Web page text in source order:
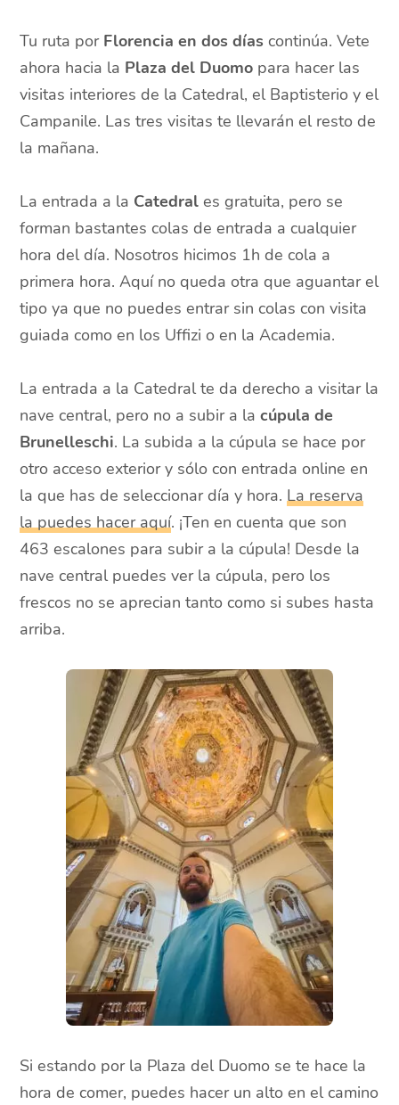
Tu ruta porFlorencia en dos días continúa. Vete
ahora hacia la Plaza del Duomo para hacer las
visitas interiores de la Catedral, el Baptisterio y el
Campanile. Las tres visitas te llevarán el resto de
la mañana.
La entrada a la Catedral es gratuita, pero se
forman bastantes colas de entrada a cualquier
hora del día. Nosotros hicimos 1h de cola a
primera hora. Aquí no queda otra que aguantar el
tipo ya que no puedes entrar sin colas con visita
guiada como en los Uffizi o en la Academia.
La entrada a la Catedral te da derecho a visitar la
nave central, pero no a subir a lacúpula de
Brunelleschi. La subida a la cúpula se hace por
otro acceso exterior y sólo con entrada online en
la que has de seleccionar día y hora.La reserva
la puedes hacer aquí. ¡Ten en cuenta que son
463 escalones para subir a la cúpula! Desde la
nave central puedes ver la cúpula, pero los
frescos no se aprecian tanto como si subes hasta
arriba.
Si estando por la Plaza del Duomo se te hace la
hora de comer, puedes hacer un alto en el camino